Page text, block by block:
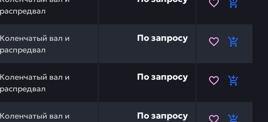
распредвал
Коленчатый вал и
распредвал
0885901 — это инвестиция в бесперебойную работу
По запросу
Коленчатый вал и
распредвал
(пропеллерный) HITACHI 2044634 — это
По запросу
Коленчатый вал и
HITACHI 4466187 — это инвестиция в
По запросу